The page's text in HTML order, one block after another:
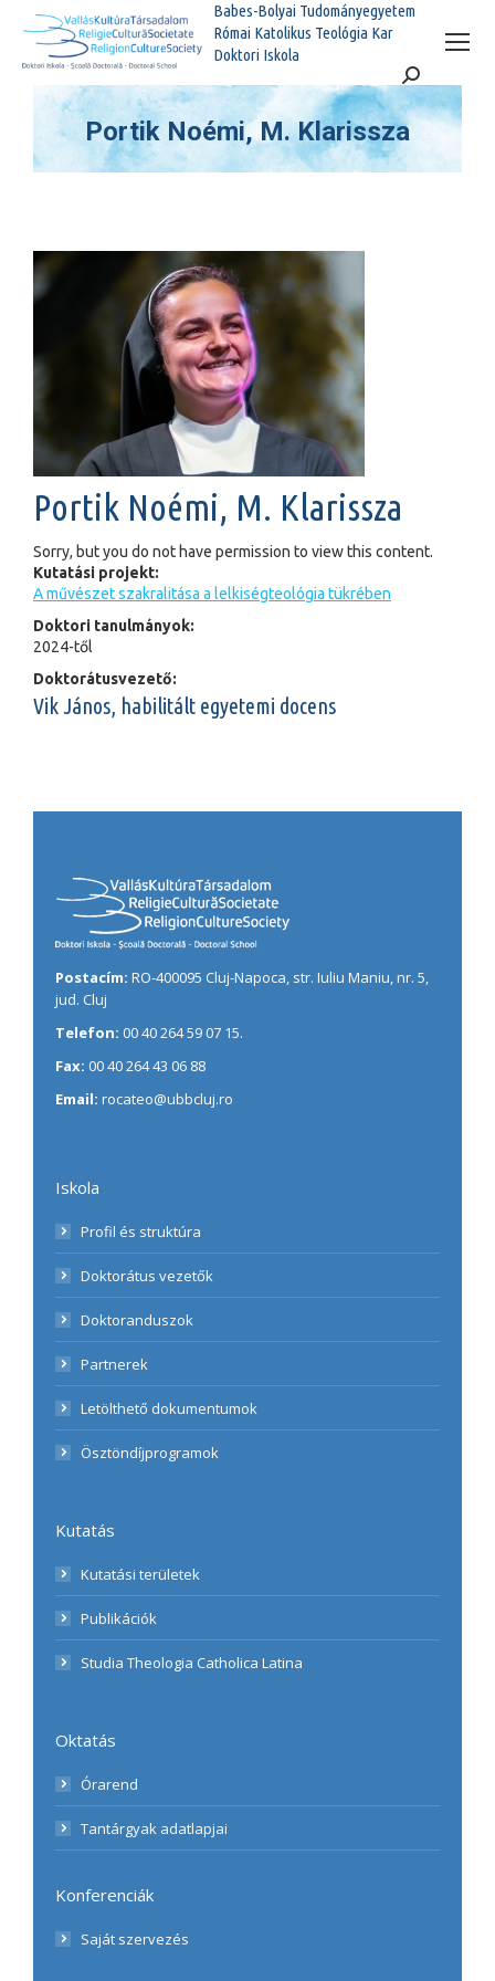
Babes-Bolyai Tudományegyetem
Római Katolikus Teológia Kar
Doktori Iskola
Search:
Portik Noémi, M. Klarissza
You are here:
Portik Noémi, M. Klarissza
Sorry, but you do not have permission to view this content.
Kutatási projekt:
A művészet szakralitása a lelkiségteológia tükrében
Doktori tanulmányok:
2024-től
Doktorátusvezető:
Vik János, habilitált egyetemi docens
Postacím: RO-400095 Cluj-Napoca, str. Iuliu Maniu, nr. 5,
jud. Cluj
Telefon: 00 40 264 59 07 15.
Fax: 00 40 264 43 06 88
Email: rocateo@ubbcluj.ro
Iskola
Profil és struktúra
Doktorátus vezetők
Doktoranduszok
Partnerek
Letölthető dokumentumok
Ösztöndíjprogramok
Kutatás
Kutatási területek
Publikációk
Studia Theologia Catholica Latina
Oktatás
Órarend
Tantárgyak adatlapjai
Konferenciák
Saját szervezés